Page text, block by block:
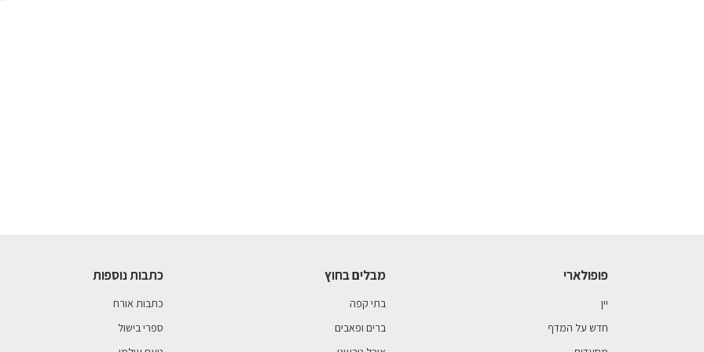
פופולארי
יין
חדש על המדף
מבלים בחוץ
בתי קפה
ברים ופאבים
כתבות נוספות
כתבות אורח
ספרי בישול